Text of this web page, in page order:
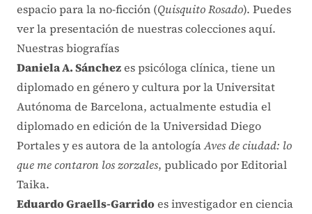
espacio para la no-ficción (Quisquito Rosado). Puedes
verla presentación de nuestras colecciones aquí.
Nuestras biografías
Daniela A. Sánchezes psicóloga clínica, tiene un
diplomado en género y cultura por la Universitat
Autónoma de Barcelona, actualmente estudia el
diplomado en edición de la Universidad Diego
Portales y es autora de la antologíaAves de ciudad: lo
que me contaron los zorzales, publicado por Editorial
Taika.
Eduardo Graells-Garridoes investigador en ciencia